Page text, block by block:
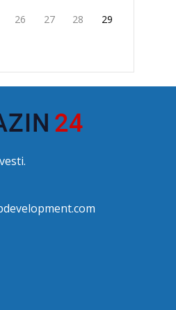
26 27 28 29